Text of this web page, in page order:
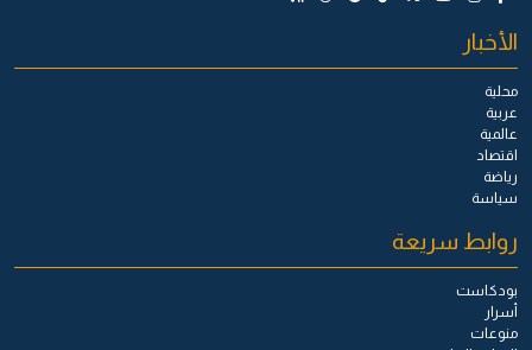
الأخبار
محلية
عربية
عالمية
اقتصاد
رياضة
سياسة
روابط سريعة
بودكاست
أسرار
منوعات